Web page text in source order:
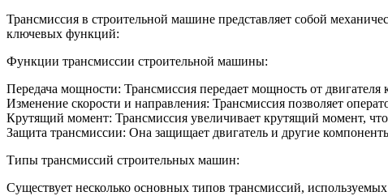
Трансмиссия в строительной машине представляет собой
ключевых функций:
Функции трансмиссии строительной машины:
Передача мощности: Трансмиссия передает мощность от
Изменение скорости и направления: Трансмиссия позволяет
Крутящий момент: Трансмиссия увеличивает крутящий момент,
Защита трансмиссии: Она защищает двигатель и другие
Типы трансмиссий строительных машин:
Существует несколько основных типов трансмиссий,